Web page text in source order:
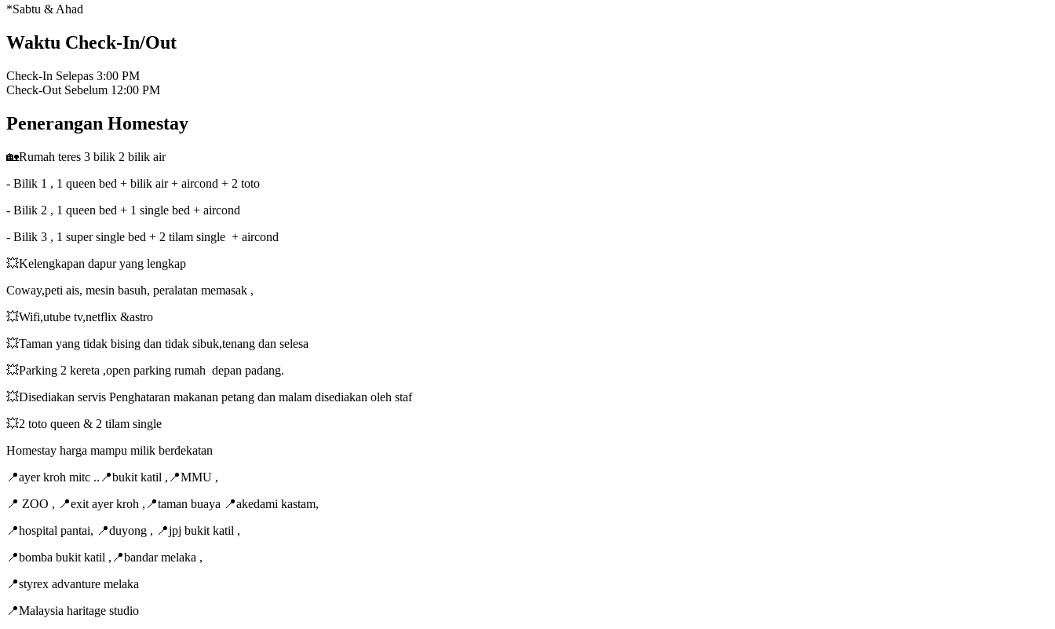
*Sabtu & Ahad
Waktu Check-In/Out
Check-In Selepas 3:00 PM
Check-Out Sebelum 12:00 PM
Penerangan Homestay
🏡Rumah teres 3 bilik 2 bilik air
- Bilik 1 , 1 queen bed + bilik air + aircond + 2 toto
- Bilik 2 , 1 queen bed + 1 single bed + aircond
- Bilik 3 , 1 super single bed + 2 tilam single + aircond
💥Kelengkapan dapur yang lengkap
Coway,peti ais, mesin basuh, peralatan memasak ,
💥Wifi,utube tv,netflix &astro
💥Taman yang tidak bising dan tidak sibuk,tenang dan selesa
💥Parking 2 kereta ,open parking rumah depan padang.
💥Disediakan servis Penghataran makanan petang dan malam disediakan oleh staf
💥2 toto queen & 2 tilam single
Homestay harga mampu milik berdekatan
📍ayer kroh mitc ..📍bukit katil ,📍MMU ,
📍 ZOO , 📍exit ayer kroh ,📍taman buaya 📍akedami kastam,
📍hospital pantai, 📍duyong , 📍jpj bukit katil ,
📍bomba bukit katil ,📍bandar melaka ,
📍styrex advanture melaka
📍Malaysia haritage studio